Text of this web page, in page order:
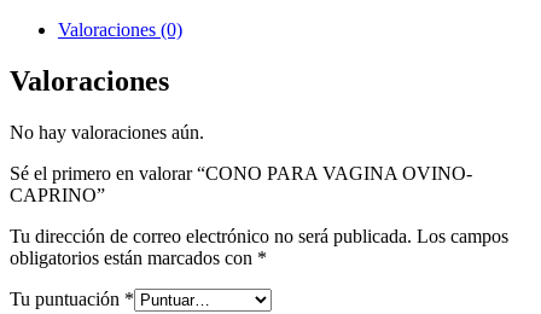
Valoraciones (0)
Valoraciones
No hay valoraciones aún.
Sé el primero en valorar “CONO PARA VAGINA OVINO-
CAPRINO”
Tu dirección de correo electrónico no será publicada. Los campos
obligatorios están marcados con *
Tu puntuación *